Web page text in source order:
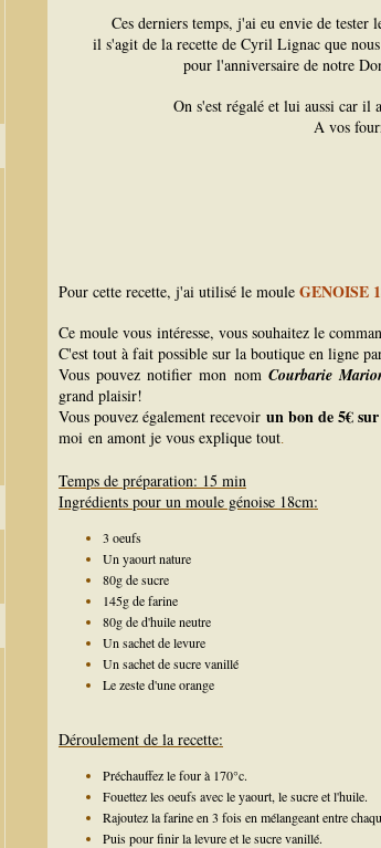
Ces derniers temps, j'ai eu envie de tester
il s'agit de la recette de Cyril Lignac que
pour l'anniversaire de notre
On s'est régalé et lui aussi car il
A vos
Pour cette recette, j'ai utilisé le moule GENOISE
Ce moule vous intéresse, vous souhaitez le
C'est tout à fait possible sur la boutique en ligne
Vous pouvez notifier mon nom Courbarie
grand plaisir!
Vous pouvez également recevoir un bon de 5€
moi en amont je vous explique tout.
Temps de préparation: 15 min
Ingrédients pour un moule génoise 18cm:
3 oeufs
Un yaourt nature
80g de sucre
145g de farine
80g de d'huile neutre
Un sachet de levure
Un sachet de sucre vanillé
Le zeste d'une orange
Déroulement de la recette:
Préchauffez le four à 170°c.
Fouettez les oeufs avec le yaourt, le sucre et l'huile.
Rajoutez la farine en 3 fois en mélangeant entre
Puis pour finir la levure et le sucre vanillé.